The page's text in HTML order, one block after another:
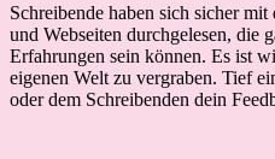
Schreibende haben sich sicher
und Webseiten durchgelesen, die
Erfahrungen sein können. Es ist
eigenen Welt zu vergraben. Tief
oder dem Schreibenden dein